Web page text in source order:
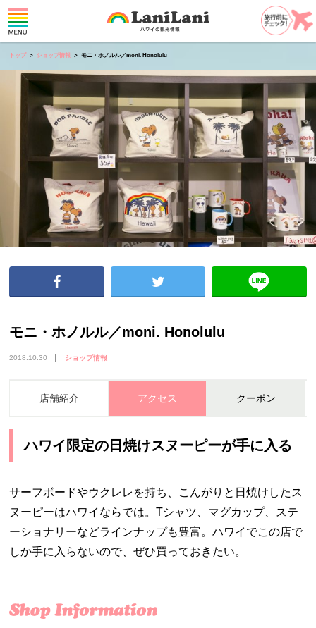
トップ ショップ情報 モニ・ホノルル／moni. Honolulu
モニ・ホノルル／moni. Honolulu
2018.10.30 ショップ情報
店舗紹介 アクセス クーポン
ハワイ限定の日焼けスヌーピーが手に入る
サーフボードやウクレレを持ち、こんがりと日焼けしたス
ヌーピーはハワイならでは。Tシャツ、マグカップ、ステ
ーショナリーなどラインナップも豊富。ハワイでこの店で
しか手に入らないので、ぜひ買っておきたい。